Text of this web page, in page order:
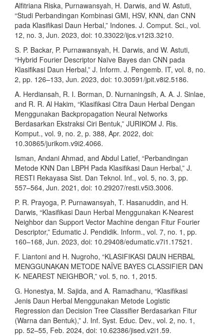
Alfitriana Riska, Purnawansyah, H. Darwis, and W. Astuti,
“Studi Perbandingan Kombinasi GMI, HSV, KNN, dan CNN
pada Klasifikasi Daun Herbal,” Indones. J. Comput. Sci., vol.
12, no. 3, Jun. 2023, doi: 10.33022/ijcs.v12i3.3210.
S. P. Backar, P. Purnawansyah, H. Darwis, and W. Astuti,
“Hybrid Fourier Descriptor Naïve Bayes dan CNN pada
Klasifikasi Daun Herbal,” J. Inform. J. Pengemb. IT, vol. 8, no.
2, pp. 126–133, Jun. 2023, doi: 10.30591/jpit.v8i2.5186.
A. Herdiansah, R. I. Borman, D. Nurnaningsih, A. A. J. Sinlae,
and R. R. Al Hakim, “Klasifikasi Citra Daun Herbal Dengan
Menggunakan Backpropagation Neural Networks
Berdasarkan Ekstraksi Ciri Bentuk,” JURIKOM J. Ris.
Komput., vol. 9, no. 2, p. 388, Apr. 2022, doi:
10.30865/jurikom.v9i2.4066.
Isman, Andani Ahmad, and Abdul Latief, “Perbandingan
Metode KNN Dan LBPH Pada Klasifikasi Daun Herbal,” J.
RESTI Rekayasa Sist. Dan Teknol. Inf., vol. 5, no. 3, pp.
557–564, Jun. 2021, doi: 10.29207/resti.v5i3.3006.
P. R. Prayoga, P. Purnawansyah, T. Hasanuddin, and H.
Darwis, “Klasifikasi Daun Herbal Menggunakan K-Nearest
Neighbor dan Support Vector Machine dengan Fitur Fourier
Descriptor,” Edumatic J. Pendidik. Inform., vol. 7, no. 1, pp.
160–168, Jun. 2023, doi: 10.29408/edumatic.v7i1.17521.
F. Liantoni and H. Nugroho, “KLASIFIKASI DAUN HERBAL
MENGGUNAKAN METODE NAÏVE BAYES CLASSIFIER DAN
K- NEAREST NEIGHBOR,” vol. 5, no. 1, 2015.
G. Honestya, M. Sajida, and A. Ramadhanu, “Klasifikasi
Jenis Daun Herbal Menggunakan Metode Logistic
Regression dan Decision Tree Classifier Berdasarkan Fitur
(Warna dan Bentuk),” J. Inf. Syst. Educ. Dev., vol. 2, no. 1,
pp. 52–55, Feb. 2024, doi: 10.62386/jised.v2i1.59.